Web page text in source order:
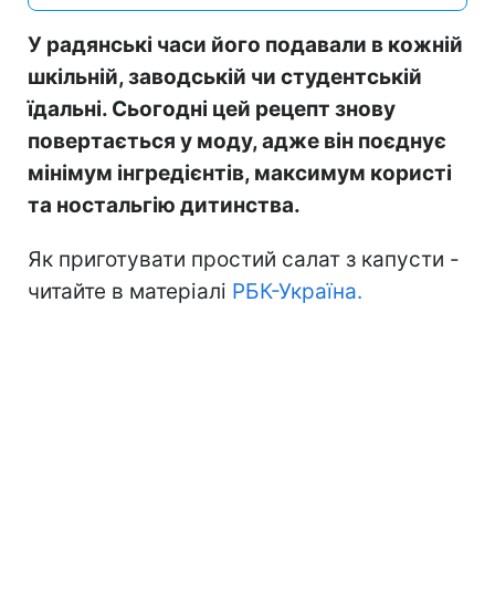
У радянські часи його подавали в кожній
шкільній, заводській чи студентській
їдальні. Сьогодні цей рецепт знову
повертається у моду, адже він поєднує
мінімум інгредієнтів, максимум користі
та ностальгію дитинства.
Як приготувати простий салат з капусти -
читайте в матеріалі РБК-Україна.